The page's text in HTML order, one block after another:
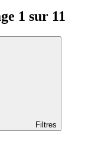
1 sur 11
Filtres